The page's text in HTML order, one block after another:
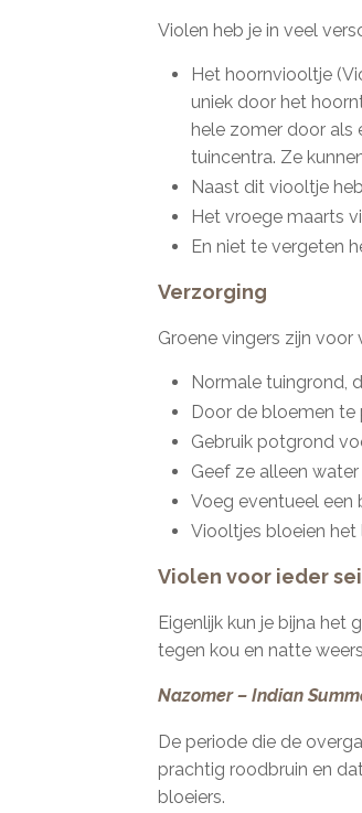
Violen heb je in veel
Het hoornviooltje
uniek door het
hele zomer door als
tuincentra. Ze
Naast dit viooltje
Het vroege maarts
En niet te vergeten
Verzorging
Groene vingers zijn
Normale tuingrond,
Door de bloemen
Gebruik potgrond
Geef ze alleen
Voeg eventueel een
Viooltjes bloeien
Violen voor ieder
Eigenlijk kun je bijna het
tegen kou en natte
Nazomer – Indian
De periode die de
prachtig roodbruin en
bloeiers.